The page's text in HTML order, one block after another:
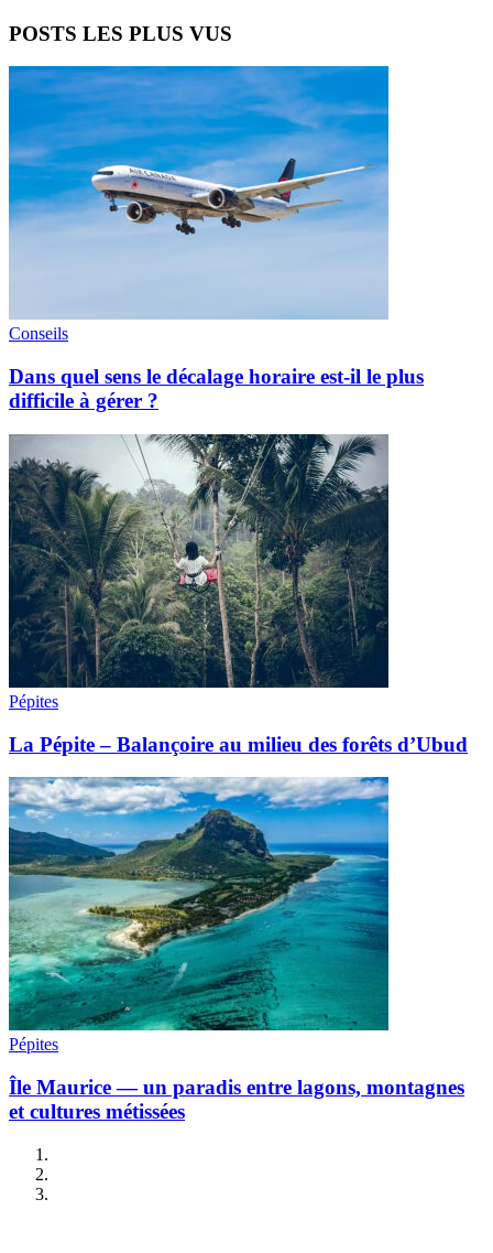
POSTS LES PLUS VUS
Conseils
Dans quel sens le décalage horaire est-il le plus
difficile à gérer ?
Pépites
La Pépite – Balançoire au milieu des forêts d’Ubud
Pépites
Île Maurice — un paradis entre lagons, montagnes
et cultures métissées